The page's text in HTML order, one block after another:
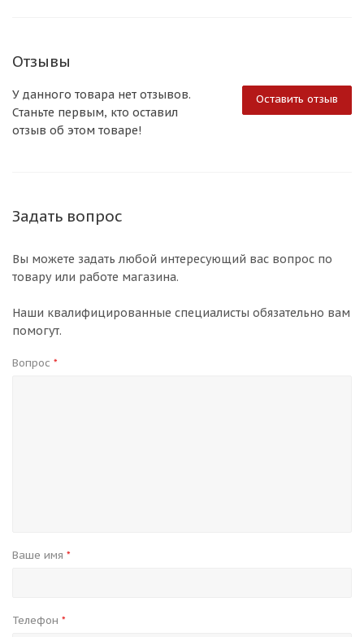
Отзывы
Оставить отзыв
У данного товара нет отзывов.
Станьте первым, кто оставил
отзыв об этом товаре!
Задать вопрос
Вы можете задать любой интересующий вас вопрос по
товару или работе магазина.
Наши квалифицированные специалисты обязательно вам
помогут.
Вопрос *
Ваше имя *
Телефон *